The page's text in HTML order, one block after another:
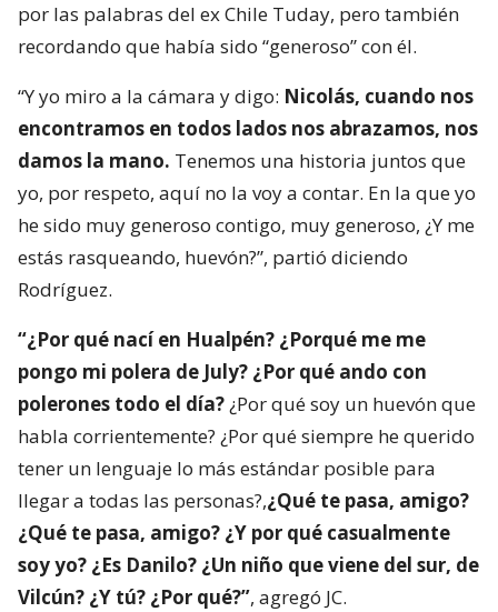
por las palabras del ex Chile Tuday, pero también
recordando que había sido “generoso” con él.
“Y yo miro a la cámara y digo: Nicolás, cuando nos
encontramos en todos lados nos abrazamos, nos
damos la mano. Tenemos una historia juntos que
yo, por respeto, aquí no la voy a contar. En la que yo
he sido muy generoso contigo, muy generoso, ¿Y me
estás rasqueando, huevón?”, partió diciendo
Rodríguez.
“¿Por qué nací en Hualpén? ¿Porqué me me
pongo mi polera de July? ¿Por qué ando con
polerones todo el día?¿Por qué soy un huevón que
habla corrientemente? ¿Por qué siempre he querido
tener un lenguaje lo más estándar posible para
llegar a todas las personas?,¿Qué te pasa, amigo?
¿Qué te pasa, amigo? ¿Y por qué casualmente
soy yo? ¿Es Danilo? ¿Un niño que viene del sur, de
Vilcún? ¿Y tú? ¿Por qué?”, agregó JC.